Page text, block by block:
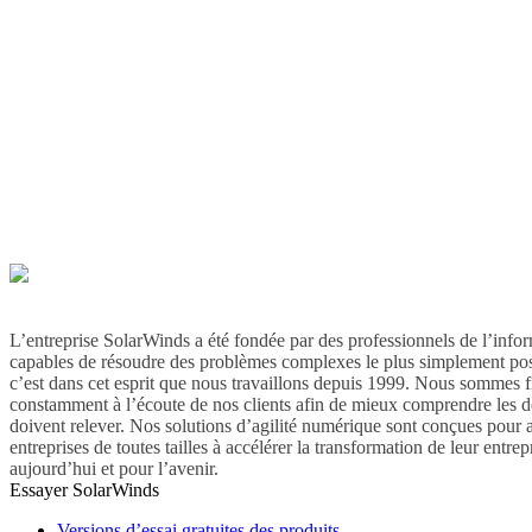
L’entreprise SolarWinds a été fondée par des professionnels de
capables de résoudre des problèmes complexes le plus simplement
c’est dans cet esprit que nous travaillons depuis 1999. Nous sommes
constamment à l’écoute de nos clients afin de mieux comprendre les
doivent relever. Nos solutions d’agilité numérique sont conçues pour
entreprises de toutes tailles à accélérer la transformation de leur
aujourd’hui et pour l’avenir.
Essayer SolarWinds